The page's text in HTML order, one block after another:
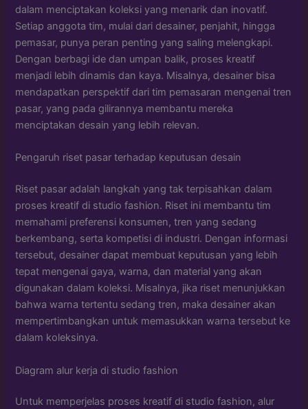
dalam menciptakan koleksi yang menarik dan inovatif.
Setiap anggota tim, mulai dari desainer, penjahit, hingga
pemasar, punya peran penting yang saling melengkapi.
Dengan berbagi ide dan umpan balik, proses kreatif
menjadi lebih dinamis dan kaya. Misalnya, desainer bisa
mendapatkan perspektif dari tim pemasaran mengenai tren
pasar, yang pada gilirannya membantu mereka
menciptakan desain yang lebih relevan.
Pengaruh riset pasar terhadap keputusan desain
Riset pasar adalah langkah yang tak terpisahkan dalam
proses kreatif di studio fashion. Riset ini membantu tim
memahami preferensi konsumen, tren yang sedang
berkembang, serta kompetisi di industri. Dengan informasi
tersebut, desainer dapat membuat keputusan yang lebih
tepat mengenai gaya, warna, dan material yang akan
digunakan dalam koleksi. Misalnya, jika riset menunjukkan
bahwa warna tertentu sedang tren, maka desainer akan
mempertimbangkan untuk memasukkan warna tersebut ke
dalam koleksinya.
Diagram alur kerja di studio fashion
Untuk memperjelas proses kreatif di studio fashion, alur